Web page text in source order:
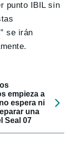
punto IBIL sin
se irán
empieza a
espera ni
una
Seal 07